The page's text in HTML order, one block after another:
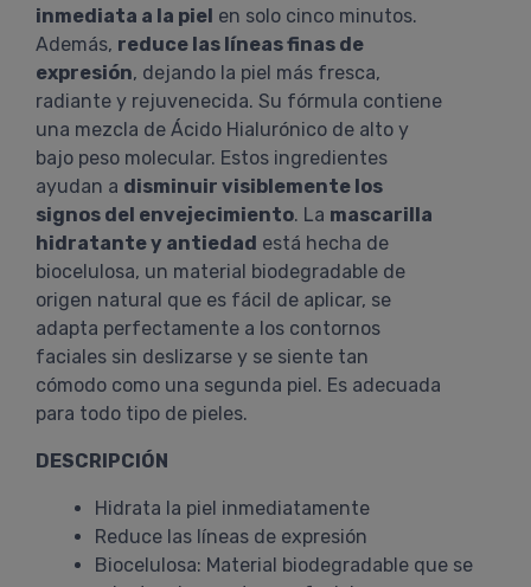
inmediata a la piel en solo cinco minutos.
Además, reduce las líneas finas de
expresión, dejando la piel más fresca,
radiante y rejuvenecida. Su fórmula contiene
una mezcla de Ácido Hialurónico de alto y
bajo peso molecular. Estos ingredientes
ayudan a disminuir visiblemente los
signos del envejecimiento. La mascarilla
hidratante y antiedad está hecha de
biocelulosa, un material biodegradable de
origen natural que es fácil de aplicar, se
adapta perfectamente a los contornos
faciales sin deslizarse y se siente tan
cómodo como una segunda piel. Es adecuada
para todo tipo de pieles.
DESCRIPCIÓN
Hidrata la piel inmediatamente
Reduce las líneas de expresión
Biocelulosa: Material biodegradable que se